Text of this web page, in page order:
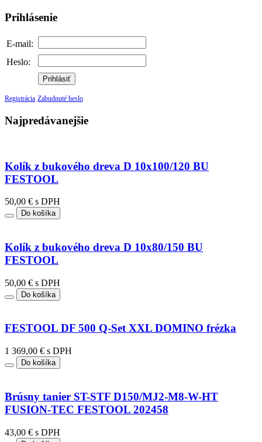
Prihlásenie
E-mail:
Heslo:
Prihlásiť
Registrácia Zabudnuté heslo
Najpredávanejšie
Kolík z bukového dreva D 10x100/120 BU
FESTOOL
50,00 € s DPH
Do košíka
Kolík z bukového dreva D 10x80/150 BU
FESTOOL
50,00 € s DPH
Do košíka
FESTOOL DF 500 Q-Set XXL DOMINO frézka
1 369,00 € s DPH
Do košíka
Brúsny tanier ST-STF D150/MJ2-M8-W-HT
FUSION-TEC FESTOOL 202458
43,00 € s DPH